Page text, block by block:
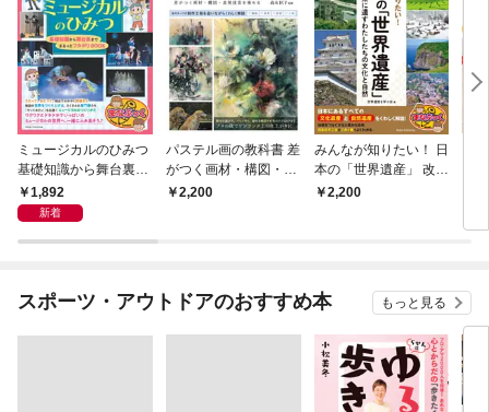
ミュージカルのひみつ
基礎知識から舞台裏ま
で まるっとフカボリB
OOK
1,892
新着
パステル画の教科書 差
がつく画材・構図・表
現技法を極める
2,200
みんなが知りたい！ 日
本の「世界遺産」 改訂
版 未来に遺すわたした
2,200
スポーツ・アウトドアのおすすめ本 もっと見る